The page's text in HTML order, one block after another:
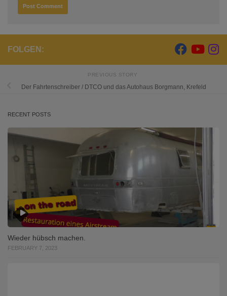
FOLGEN:
PREVIOUS STORY
Der Fahrtenschreiber / DTCO und das Autohaus Borgmann, Krefeld
RECENT POSTS
Wieder hübsch machen.
FEBRUARY 7, 2023